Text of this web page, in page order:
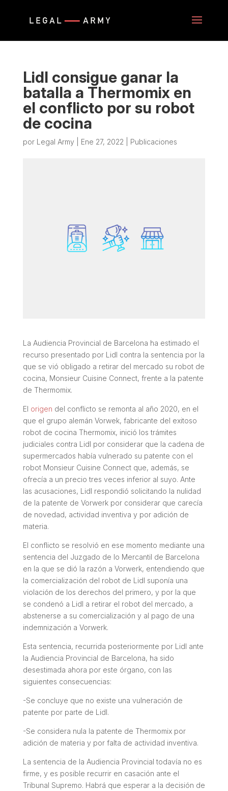
Lidl consigue ganar la
batalla a Thermomix en
el conflicto por su robot
de cocina
por Legal Army Ene 27, 2022 Publicaciones
La Audiencia Provincial de Barcelona ha estimado el
recurso presentado por Lidl contra la sentencia por la
que se vió obligado a retirar del mercado su robot de
cocina, Monsieur Cuisine Connect, frente a la patente
de Thermomix.
El origen del conflicto se remonta al año 2020, en el
que el grupo alemán Vorwek, fabricante del exitoso
robot de cocina Thermomix, inició los trámites
judiciales contra Lidl por considerar que la cadena de
supermercados había vulnerado su patente con el
robot Monsieur Cuisine Connect que, además, se
ofrecía a un precio tres veces inferior al suyo. Ante
las acusaciones, Lidl respondió solicitando la nulidad
de la patente de Vorwerk por considerar que carecía
de novedad, actividad inventiva y por adición de
materia.
El conflicto se resolvió en ese momento mediante una
sentencia del Juzgado de lo Mercantil de Barcelona
en la que se dió la razón a Vorwerk, entendiendo que
la comercialización del robot de Lidl suponía una
violación de los derechos del primero, y por la que
se condenó a Lidl a retirar el robot del mercado, a
abstenerse a su comercialización y al pago de una
indemnización a Vorwerk.
Esta sentencia, recurrida posteriormente por Lidl ante
la Audiencia Provincial de Barcelona, ha sido
desestimada ahora por este órgano, con las
siguientes consecuencias:
-Se concluye que no existe una vulneración de
patente por parte de Lidl.
-Se considera nula la patente de Thermomix por
adición de materia y por falta de actividad inventiva.
La sentencia de la Audiencia Provincial todavía no es
firme, y es posible recurrir en casación ante el
Tribunal Supremo. Habrá que esperar a la decisión de